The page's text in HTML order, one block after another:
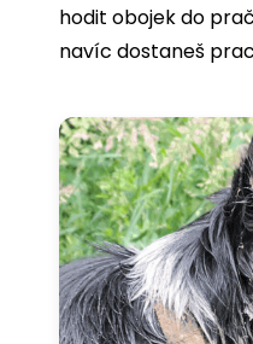
hodit obojek do
navíc dostaneš